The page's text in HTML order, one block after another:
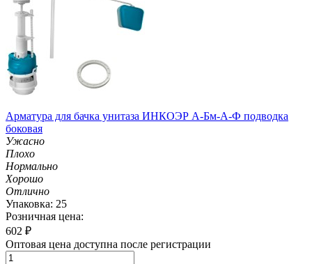
Арматура для бачка унитаза ИНКОЭР А-Бм-А-Ф подводка
боковая
Ужасно
Плохо
Нормально
Хорошо
Отлично
Упаковка: 25
Розничная цена:
602 ₽
Оптовая цена доступна после регистрации